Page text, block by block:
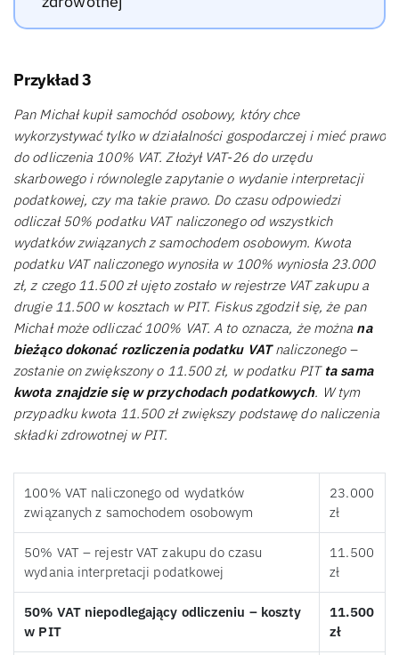
Przykład 3
Pan Michał kupił samochód osobowy, który chce
wykorzystywać tylko w działalności gospodarczej i mieć prawo
do odliczenia 100% VAT. Złożył VAT-26 do urzędu
skarbowego i równolegle zapytanie o wydanie interpretacji
podatkowej, czy ma takie prawo. Do czasu odpowiedzi
odliczał 50% podatku VAT naliczonego od wszystkich
wydatków związanych z samochodem osobowym. Kwota
podatku VAT naliczonego wynosiła w 100% wyniosła 23.000
zł, z czego 11.500 zł ujęto zostało w rejestrze VAT zakupu a
drugie 11.500 w kosztach w PIT. Fiskus zgodził się, że pan
Michał może odliczać 100% VAT. A to oznacza, że można na
bieżąco dokonać rozliczenia podatku VATnaliczonego –
zostanie on zwiększony o 11.500 zł, w podatku PIT ta sama
kwota znajdzie się w przychodach podatkowych. W tym
przypadku kwota 11.500 zł zwiększy podstawę do naliczenia
składki zdrowotnej w PIT.
100% VAT naliczonego od wydatków
związanych z samochodem osobowym
23.000
zł
50% VAT – rejestr VAT zakupu do czasu
wydania interpretacji podatkowej
11.500
zł
50% VAT niepodlegający odliczeniu – koszty
w PIT
11.500
zł